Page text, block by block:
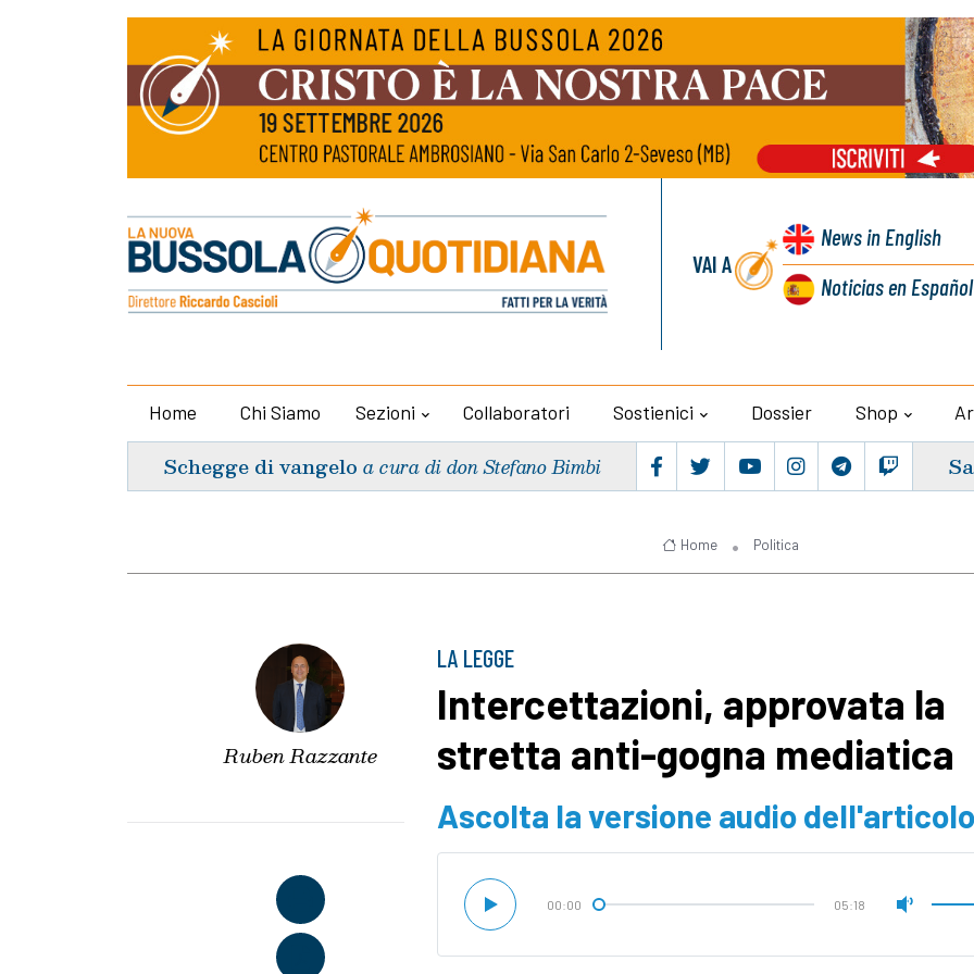
VAI A
Newsin English
Noticiasen Español
Home Chi Siamo Sezioni Collaboratori Sostienici Dossier Shop
Schegge di vangelo a cura di don Stefano Bimbi
Home Politica
Ruben Razzante
LA LEGGE
Intercettazioni, approvata la
stretta anti-gogna mediatica
Ascolta la versione audio dell'articolo
00:00 05:18